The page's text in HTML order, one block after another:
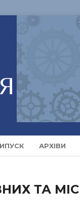
АРХІВИ
ТА